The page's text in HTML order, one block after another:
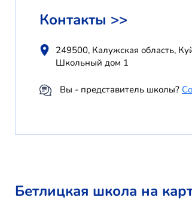
Контакты >>
249500, Калужская область,
Школьный дом 1
Вы - представитель школы?
Бетлицкая школа на